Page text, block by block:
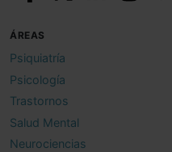
ÁREAS
Psiquiatría
Psicología
Trastornos
Salud Mental
Neurociencias